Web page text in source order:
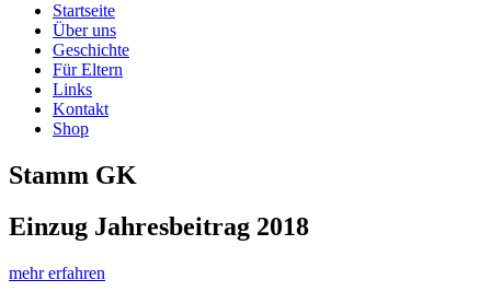
Startseite
Über uns
Geschichte
Für Eltern
Links
Kontakt
Shop
Stamm GK
Einzug Jahresbeitrag 2018
mehr erfahren